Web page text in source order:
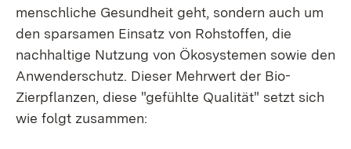
menschliche Gesundheit geht, sondern auch um
den sparsamen Einsatz von Rohstoffen, die
nachhaltige Nutzung von Ökosystemen sowie den
Anwenderschutz. Dieser Mehrwert der Bio-
Zierpflanzen, diese "gefühlte Qualität" setzt sich
wie folgt zusammen: